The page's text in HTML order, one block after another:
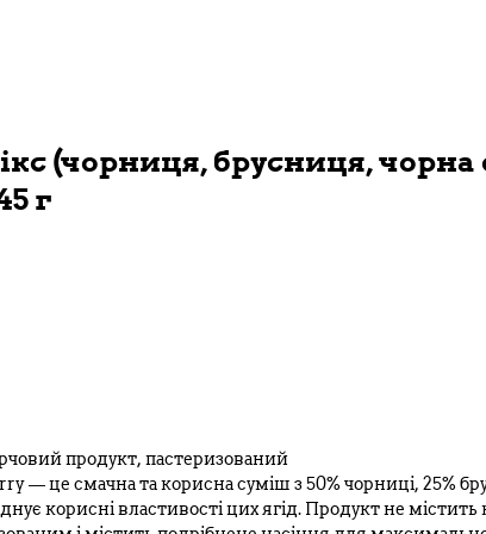
(чорниця, брусниця,
г
продукт, пастеризований
— це смачна та корисна суміш з 50% чорниці, 25%
корисні властивості цих ягід. Продукт не містить